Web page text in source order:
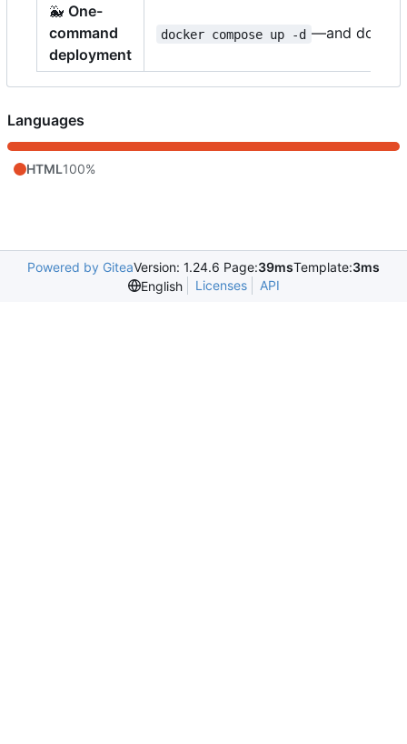
🐳 One-
command
deployment
docker compose up -d —and done.
Languages
HTML100%
Powered by GiteaVersion: 1.24.6 Page:39msTemplate:3ms
English
Licenses API